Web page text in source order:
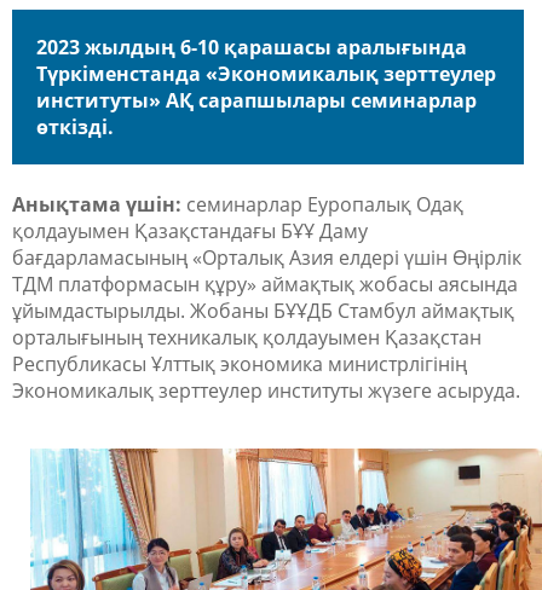
2023 жылдың 6-10 қарашасы аралығында
Түркіменстанда «Экономикалық зерттеулер
институты» АҚ сарапшылары семинарлар
өткізді.
Анықтама үшін: семинарлар Еуропалық Одақ
қолдауымен Қазақстандағы БҰҰ Даму
бағдарламасының «Орталық Азия елдері үшін Өңірлік
ТДМ платформасын құру» аймақтық жобасы аясында
ұйымдастырылды. Жобаны БҰҰДБ Стамбул аймақтық
орталығының техникалық қолдауымен Қазақстан
Республикасы Ұлттық экономика министрлігінің
Экономикалық зерттеулер институты жүзеге асыруда.